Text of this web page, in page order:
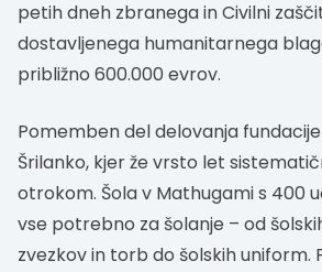
petih dneh zbranega in Civilni
dostavljenega humanitarnega
približno 600.000 evrov.
Pomemben del delovanja
Šrilanko, kjer že vrsto let
otrokom. Šola v Mathugami s 400
vse potrebno za šolanje – od
zvezkov in torb do šolskih uniform.